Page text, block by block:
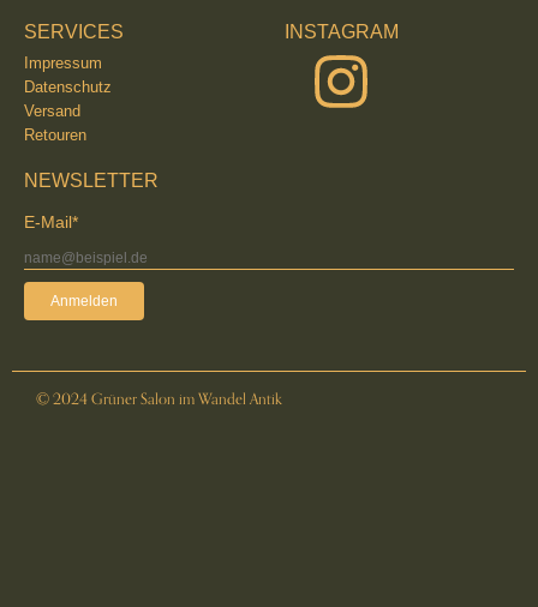
SERVICES
Impressum
Datenschutz
Versand
Retouren
INSTAGRAM
NEWSLETTER
E-Mail*
Anmelden
© 2024 Grüner Salon im Wandel Antik